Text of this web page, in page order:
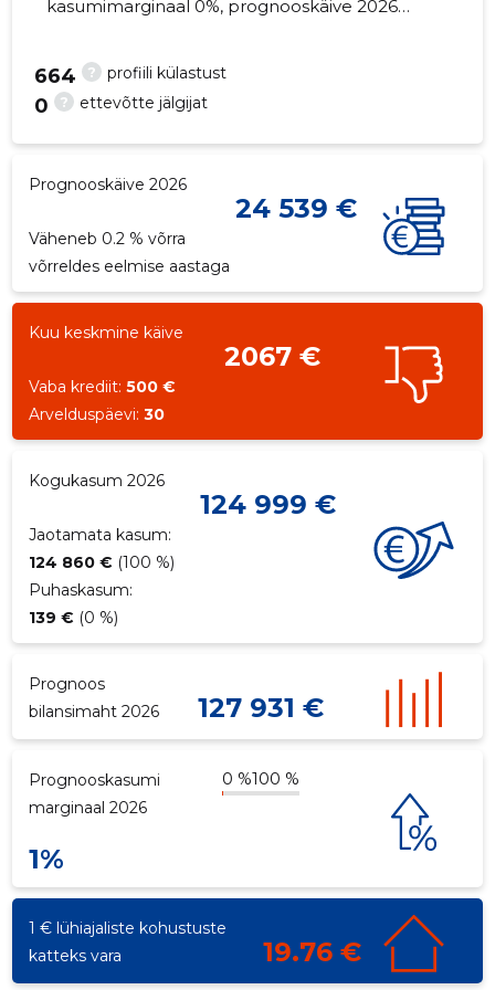
kasumimarginaal 0%, prognooskäive 2026
? profiili külastust
664
? ettevõtte jälgijat
0
Prognooskäive 2026
24 539 €
Väheneb 0.2 % võrra
võrreldes eelmise aastaga
Kuu keskmine käive
2067 €
Vaba krediit:500 €
Arvelduspäevi:30
Kogukasum 2026
124 999 €
Jaotamata kasum:
124 860 € (100 %)
Puhaskasum:
139 € (0 %)
Prognoos
bilansimaht 2026
127 931 €
Prognooskasumi
marginaal 2026
0 %100 %
1%
1 € lühiajaliste kohustuste
katteks vara
19.76 €